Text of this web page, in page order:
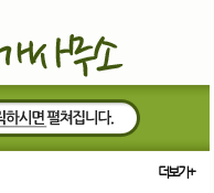
더보기+